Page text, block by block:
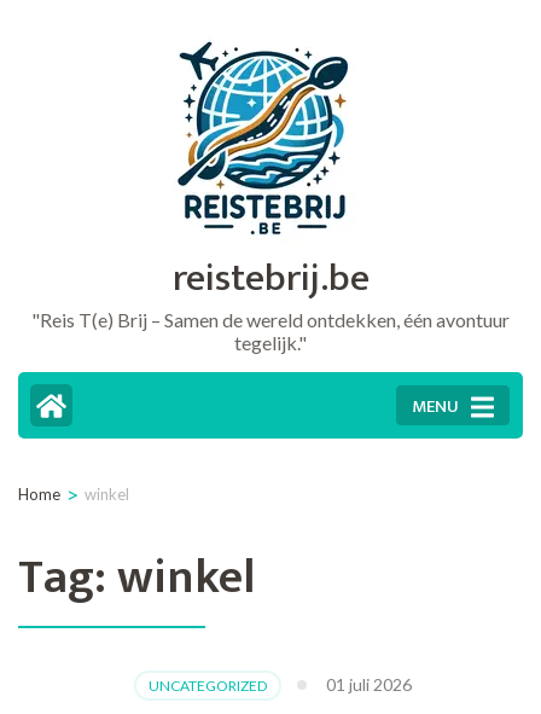
reistebrij.be
"Reis T(e) Brij – Samen de wereld ontdekken, één avontuur
tegelijk."
MENU
Home > winkel
Tag:winkel
UNCATEGORIZED 01 juli 2026